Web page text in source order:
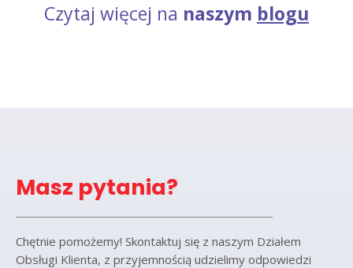
Czytaj więcej na naszym blogu
Masz pytania?
Chętnie pomożemy! Skontaktuj się z naszym Działem
Obsługi Klienta, z przyjemnością udzielimy odpowiedzi